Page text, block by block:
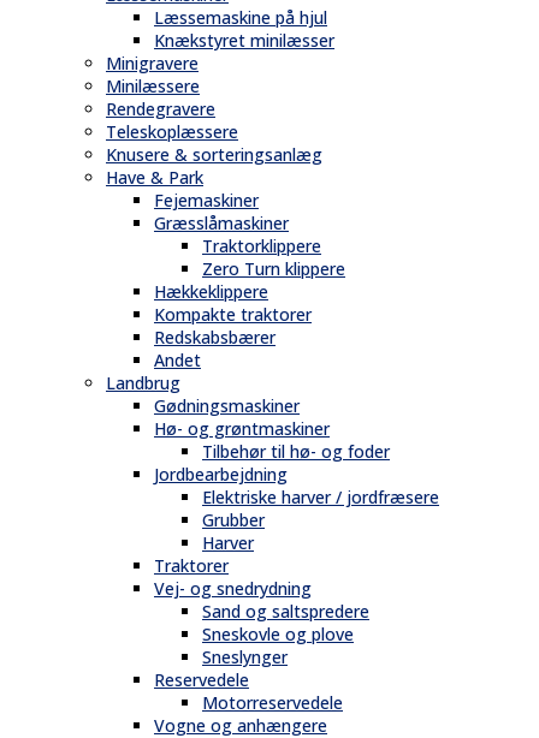
Læssemaskine på hjul
Knækstyret minilæsser
Minigravere
Minilæssere
Rendegravere
Teleskoplæssere
Knusere & sorteringsanlæg
Have & Park
Fejemaskiner
Græsslåmaskiner
Traktorklippere
Zero Turn klippere
Hækkeklippere
Kompakte traktorer
Redskabsbærer
Andet
Landbrug
Gødningsmaskiner
Hø- og grøntmaskiner
Tilbehør til hø- og foder
Jordbearbejdning
Elektriske harver / jordfræsere
Grubber
Harver
Traktorer
Vej- og snedrydning
Sand og saltspredere
Sneskovle og plove
Sneslynger
Reservedele
Motorreservedele
Vogne og anhængere